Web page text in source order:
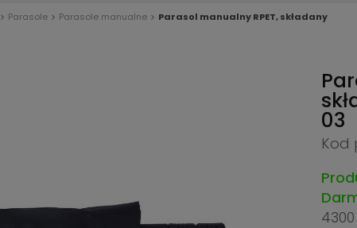
Parasole Parasole manualne Parasol manualny RPET, składany
03
Kod